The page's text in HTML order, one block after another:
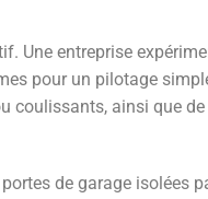
Une entreprise
pour un pilotage
coulissants, ainsi que
de garage isolées